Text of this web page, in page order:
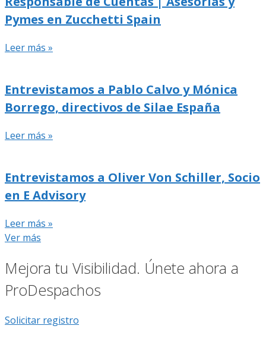
Pymes en Zucchetti Spain
Leer más »
Entrevistamos a Pablo Calvo y Mónica
Borrego, directivos de Silae España
Leer más »
Entrevistamos a Oliver Von Schiller, Socio
en E Advisory
Leer más »
Ver más
Mejora tu Visibilidad. Únete ahora a
ProDespachos
Solicitar registro